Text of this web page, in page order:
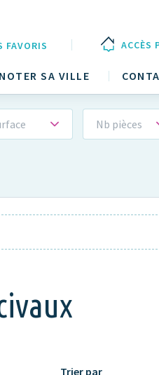
NOTER SA VILLE
FAVORIS ACCÈS
Nb pièces
Trier par